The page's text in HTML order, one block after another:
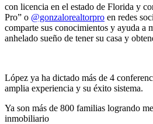
con licencia en el estado de Florida y
Pro” o @gonzalorealtorpro en redes
comparte sus conocimientos y ayuda a
anhelado sueño de tener su casa y
López ya ha dictado más de 4
amplia experiencia y su éxito sistema.
Ya son más de 800 familias logrando
inmobiliario